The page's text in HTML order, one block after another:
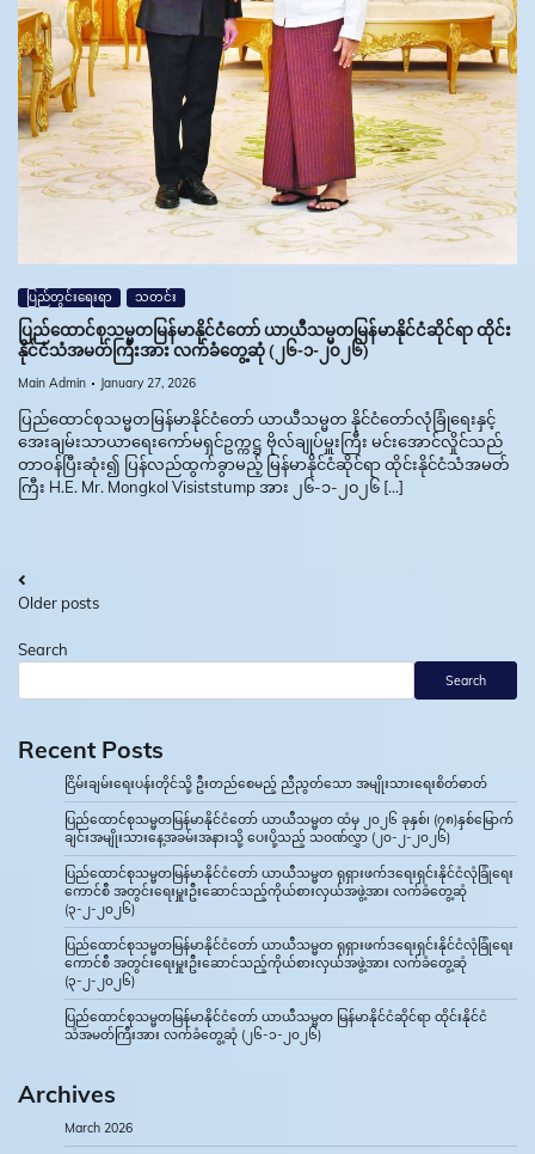
ပြည်တွင်းရေးရာ သတင်း
ပြည်ထောင်စုသမ္မတမြန်မာနိုင်ငံတော် ယာယီသမ္မတမြန်မာနိုင်ငံဆိုင်ရာ ထိုင်း
နိုင်ငံသံအမတ်ကြီးအား လက်ခံတွေ့ဆုံ (၂၆-၁-၂၀၂၆)
Main Admin January 27, 2026
ပြည်ထောင်စုသမ္မတမြန်မာနိုင်ငံတော် ယာယီသမ္မတ နိုင်ငံတော်လုံခြုံရေးနှင့်
အေးချမ်းသာယာရေးကော်မရှင်ဥက္ကဋ္ဌ ဗိုလ်ချုပ်မှူးကြီး မင်းအောင်လှိုင်သည်
တာဝန်ပြီးဆုံး၍ ပြန်လည်ထွက်ခွာမည့် မြန်မာနိုင်ငံဆိုင်ရာ ထိုင်းနိုင်ငံသံအမတ်
ကြီး H.E. Mr. Mongkol Visiststump အား ၂၆-၁-၂၀၂၆ […]
Posts
navigation
Older posts
Search
Search
Recent Posts
ငြိမ်းချမ်းရေးပန်းတိုင်သို့ ဦးတည်စေမည့် ညီညွတ်သော အမျိုးသားရေးစိတ်ဓာတ်
ပြည်ထောင်စုသမ္မတမြန်မာနိုင်ငံတော် ယာယီသမ္မတ ထံမှ ၂၀၂၆ ခုနှစ်၊ (၇၈)နှစ်မြောက်
ချင်းအမျိုးသားနေ့အခမ်းအနားသို့ ပေးပို့သည့် သဝဏ်လွှာ (၂၀-၂-၂၀၂၆)
ပြည်ထောင်စုသမ္မတမြန်မာနိုင်ငံတော် ယာယီသမ္မတ ရုရှားဖက်ဒရေးရှင်းနိုင်ငံလုံခြုံရေး
ကောင်စီ အတွင်းရေးမှူးဦးဆောင်သည့်ကိုယ်စားလှယ်အဖွဲ့အား လက်ခံတွေ့ဆုံ
(၃-၂-၂၀၂၆)
ပြည်ထောင်စုသမ္မတမြန်မာနိုင်ငံတော် ယာယီသမ္မတ ရုရှားဖက်ဒရေးရှင်းနိုင်ငံလုံခြုံရေး
ကောင်စီ အတွင်းရေးမှူးဦးဆောင်သည့်ကိုယ်စားလှယ်အဖွဲ့အား လက်ခံတွေ့ဆုံ
(၃-၂-၂၀၂၆)
ပြည်ထောင်စုသမ္မတမြန်မာနိုင်ငံတော် ယာယီသမ္မတ မြန်မာနိုင်ငံဆိုင်ရာ ထိုင်းနိုင်ငံ
သံအမတ်ကြီးအား လက်ခံတွေ့ဆုံ (၂၆-၁-၂၀၂၆)
Archives
March 2026